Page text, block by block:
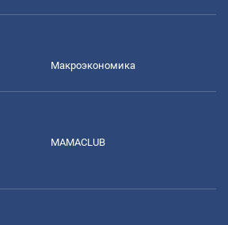
Mакроэкономика
MAMACLUB